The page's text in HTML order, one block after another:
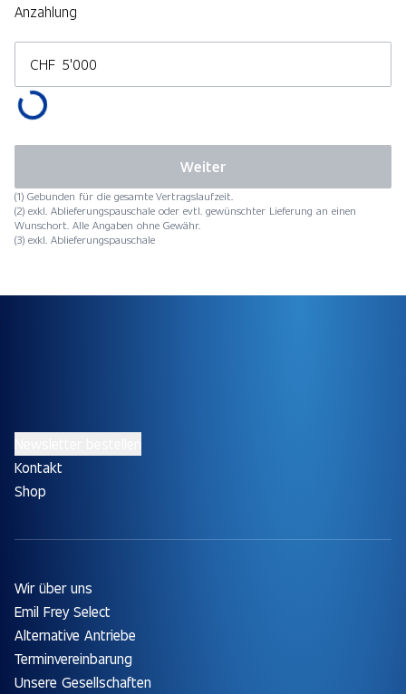
Anzahlung
CHF
(1) Gebunden für die gesamte Vertragslaufzeit.
(2) exkl. Ablieferungspauschale oder evtl. gewünschter Lieferung an einen
Wunschort. Alle Angaben ohne Gewähr.
(3) exkl. Ablieferungspauschale
Weiter
Kontakt
Shop
Wir über uns
Emil Frey Select
Alternative Antriebe
Terminvereinbarung
Unsere Gesellschaften